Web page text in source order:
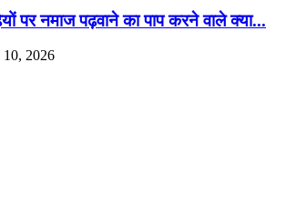
पर नमाज पढ़वाने का पाप करने वाले क्या...
10, 2026